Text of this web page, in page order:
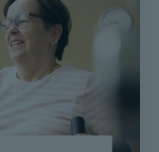
sinulle sopivan
sinulle sopivan